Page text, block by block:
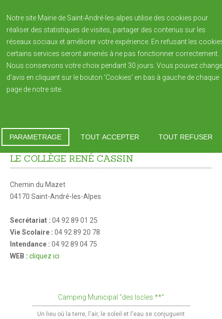
Histoire de la Ville
Patrimoine
Population
Reflets 2023
Reflets 2021
Reflets 2017
Vous êtes ici :Accueil
LE COLLÈGE RENÉ CASSIN
Chemin du Mazet
04170 Saint-André-les-Alpes
Secrétariat : 04 92 89 01 25
Vie Scolaire : 04 92 89 20 78
Intendance : 04 92 89 04 75
WEB : cliquez ici
Camping Municipal "des Iscles **"
Un lieu où la terre, l'air, le soleil et l'eau se conjuguent
Notre site Mairie de Saint-André-les-alpes utilise des cookies pour
réaliser des statistiques de visites, partager des contenus sur les
réseaux sociaux et améliorer votre expérience. En refusant les
certains services seront amenés à ne pas fonctionner correctement.
Nous conservons votre choix pendant 30 jours. Vous pouvez
d'avis en cliquant sur le bouton 'Cookies' en bas à gauche de chaque
page de notre site.
PARAMETRAGE TOUT ACCEPTER TOUT REFUSER